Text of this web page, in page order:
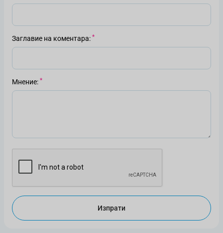
Заглавие на коментара
Мнение
Изпрати